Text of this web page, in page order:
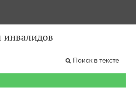
инвалидов
Поиск в тексте